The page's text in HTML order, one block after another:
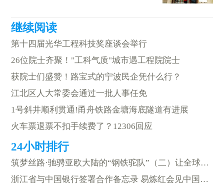
第十四届光华工程科技奖座谈会举行
26位院士齐聚！"工科气质"城市遇工程院院士
获院士们盛赞！路宝式的宁波民企凭什么行？
江北区人大常委会通过一批人事任免
1号斜井顺利贯通!甬舟铁路金塘海底隧道有进展
火车票退票不扣手续费了？12306回应
筑梦丝路·驰骋亚欧大陆的“钢铁驼队”（二）让全球生意做得更顺畅
浙江省与中国银行签署合作备忘录 易炼红会见中国银行董事长葛海蛟一行并见证签约